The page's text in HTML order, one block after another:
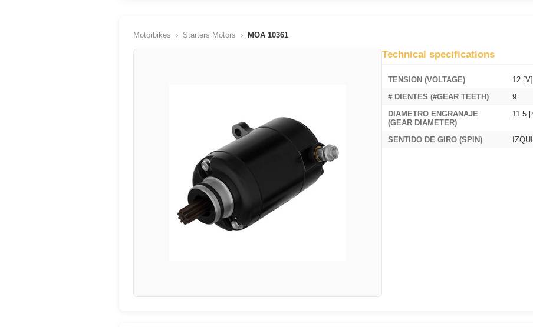
Motorbikes › Starters Motors › MOA 10361
Technical specifications
TENSION (VOLTAGE)
12 [V]
# DIENTES (#GEAR TEETH)
9
DIAMETRO ENGRANAJE
(GEAR DIAMETER)
11.5
SENTIDO DE GIRO (SPIN)